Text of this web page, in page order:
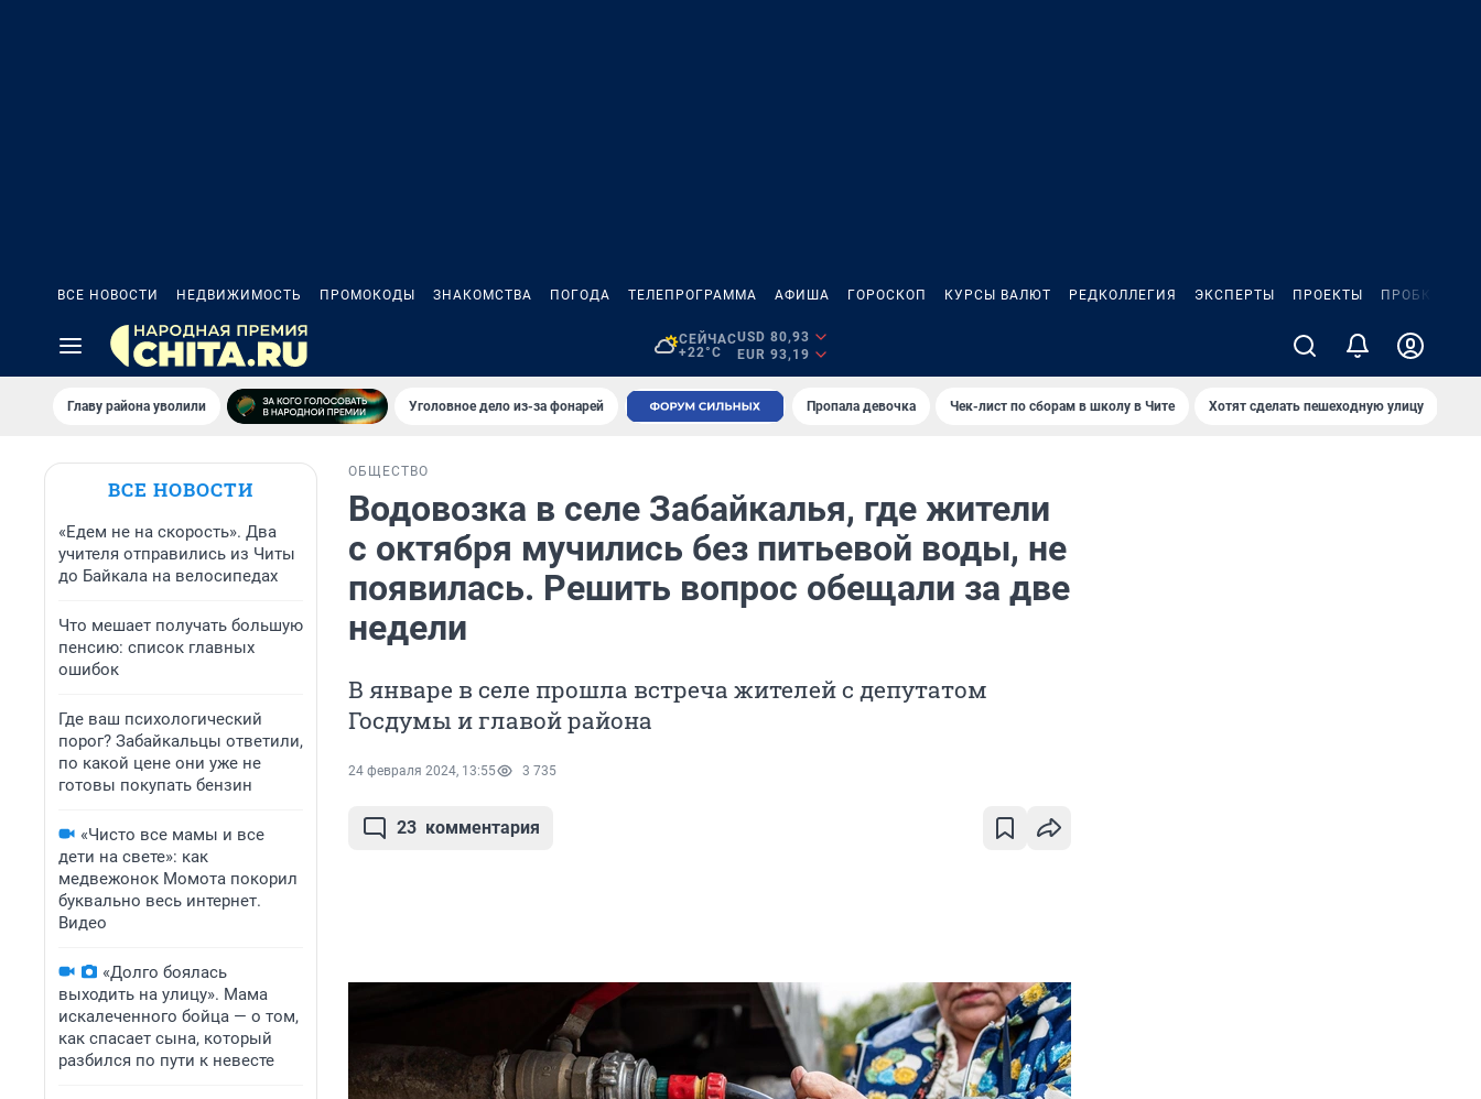
ВСЕ НОВОСТИ НЕДВИЖИМОСТЬ ПРОМОКОДЫ ЗНАКОМСТВА ПОГОДА ТЕЛЕПРОГРАММА АФИША ГОРОСКОП КУРСЫ ВАЛЮТ РЕДКОЛЛЕГИЯ ЭКСПЕРТЫ ПРОЕКТЫ ПРОБКИ
СЕЙЧАС
+22°C
USD 80,93
EUR 93,19
Главу района уволили Уголовное дело из-за фонарей Пропала девочка Чек-лист по сборам в школу в Чите Хотят сделать пешеходную улицу
ВСЕ НОВОСТИ
«Едем не на скорость». Два
учителя отправились из Читы
до Байкала на велосипедах
Что мешает получать большую
пенсию: список главных
ошибок
Где ваш психологический
порог? Забайкальцы ответили,
по какой цене они уже не
готовы покупать бензин
«Чисто все мамы и все
дети на свете»: как
медвежонок Момота покорил
буквально весь интернет.
Видео
«Долго боялась
выходить на улицу». Мама
искалеченного бойца — о том,
как спасает сына, который
разбился по пути к невесте
ОБЩЕСТВО
Водовозка в селе Забайкалья, где жители
с октября мучились без питьевой воды, не
появилась. Решить вопрос обещали за две
недели
В январе в селе прошла встреча жителей с депутатом
Госдумы и главой района
24 февраля 2024, 13:55 3 735
23 комментария